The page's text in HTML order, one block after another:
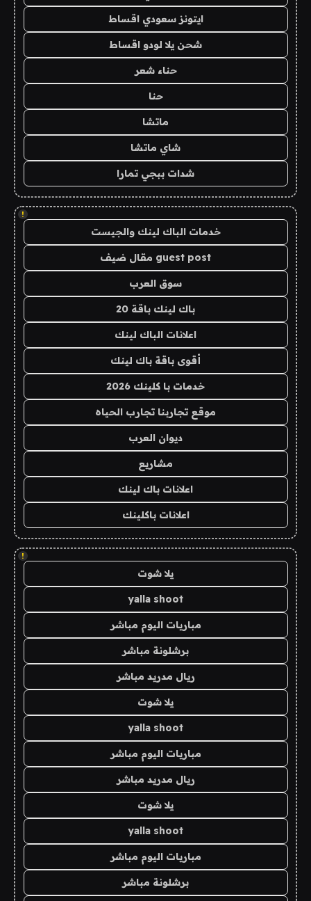
ايتونز سعودي اقساط
شحن يلا لودو اقساط
حناء شعر
حنا
ماتشا
شاي ماتشا
شدات ببجي تمارا
!
خدمات الباك لينك والجيست
guest post مقال ضيف
سوق العرب
باك لينك باقة 20
اعلانات الباك لينك
أقوى باقة باك لينك
خدمات با كلينك 2026
موقع تجاربنا تجارب الحياه
ديوان العرب
مشاريع
اعلانات باك لينك
اعلانات باكلينك
!
يلا شوت
yalla shoot
مباريات اليوم مباشر
برشلونة مباشر
ريال مدريد مباشر
يلا شوت
yalla shoot
مباريات اليوم مباشر
ريال مدريد مباشر
يلا شوت
yalla shoot
مباريات اليوم مباشر
برشلونة مباشر